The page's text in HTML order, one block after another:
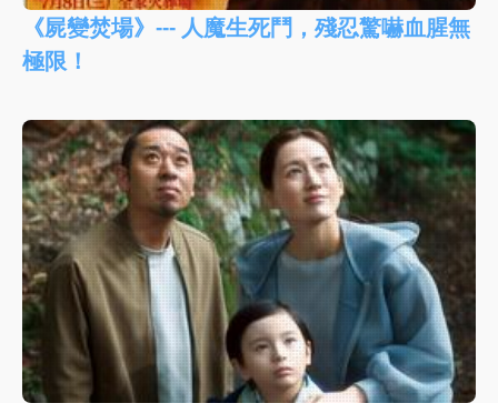
《屍變焚場》--- 人魔生死鬥，殘忍驚嚇血腥無
極限！